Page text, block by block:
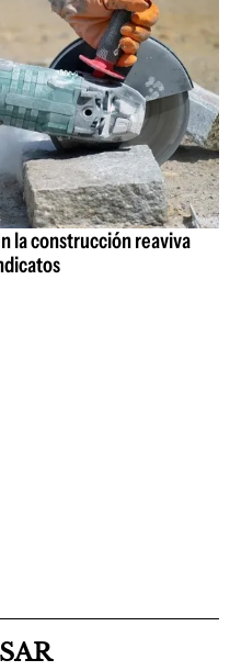
la construcción reaviva